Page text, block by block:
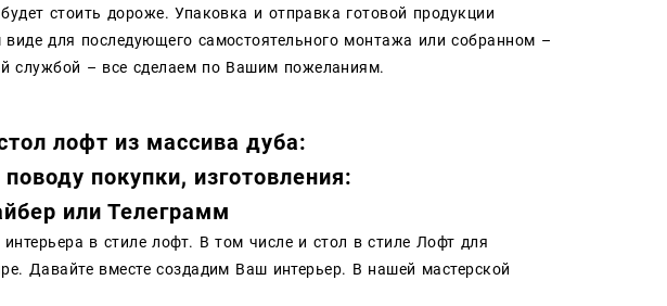
стоить дороже. Упаковка и отправка готовой продукции
для последующего самостоятельного монтажа или собранном –
службой – все сделаем по Вашим пожеланиям.
лофт из массива дуба:
покупки, изготовления:
или Телеграмм
в стиле лофт. В том числе и стол в стиле Лофт для
Давайте вместе создадим Ваш интерьер. В нашей мастерской